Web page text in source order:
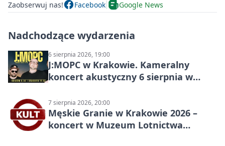
Zaobserwuj nas! Facebook Google News
Nadchodzące wydarzenia
6 sierpnia 2026, 19:00
J:МОРС w Krakowie. Kameralny
koncert akustyczny 6 sierpnia w
7 sierpnia 2026, 20:00
Męskie Granie w Krakowie 2026 –
koncert w Muzeum Lotnictwa